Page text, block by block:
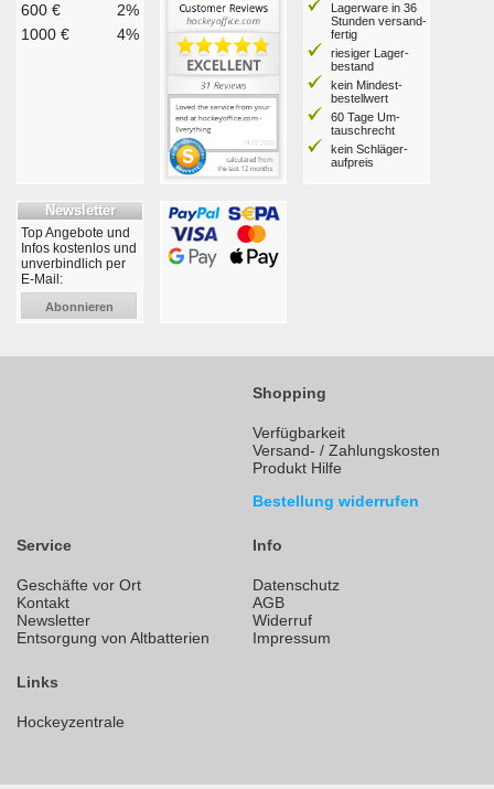
600 €
2%
1000 €
4%
Lagerware in 36
Stunden ver­sand­
fertig
riesiger Lager­
bestand
kein Mindest­
bestell­wert
60 Tage Um­
tausch­recht
kein Schläger­
aufpreis
Newsletter
Top Angebote und
Infos kostenlos und
unverbindlich per
E-Mail:
Abonnieren
Shopping
Verfügbarkeit
Versand- / Zahlungskosten
Produkt Hilfe
Bestellung widerrufen
Service
Geschäfte vor Ort
Kontakt
Newsletter
Entsorgung von Altbatterien
Info
Datenschutz
AGB
Widerruf
Impressum
Links
Hockeyzentrale